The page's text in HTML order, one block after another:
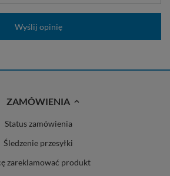
Wyślij opinię
ZAMÓWIENIA
Status zamówienia
Śledzenie przesyłki
zareklamować produkt